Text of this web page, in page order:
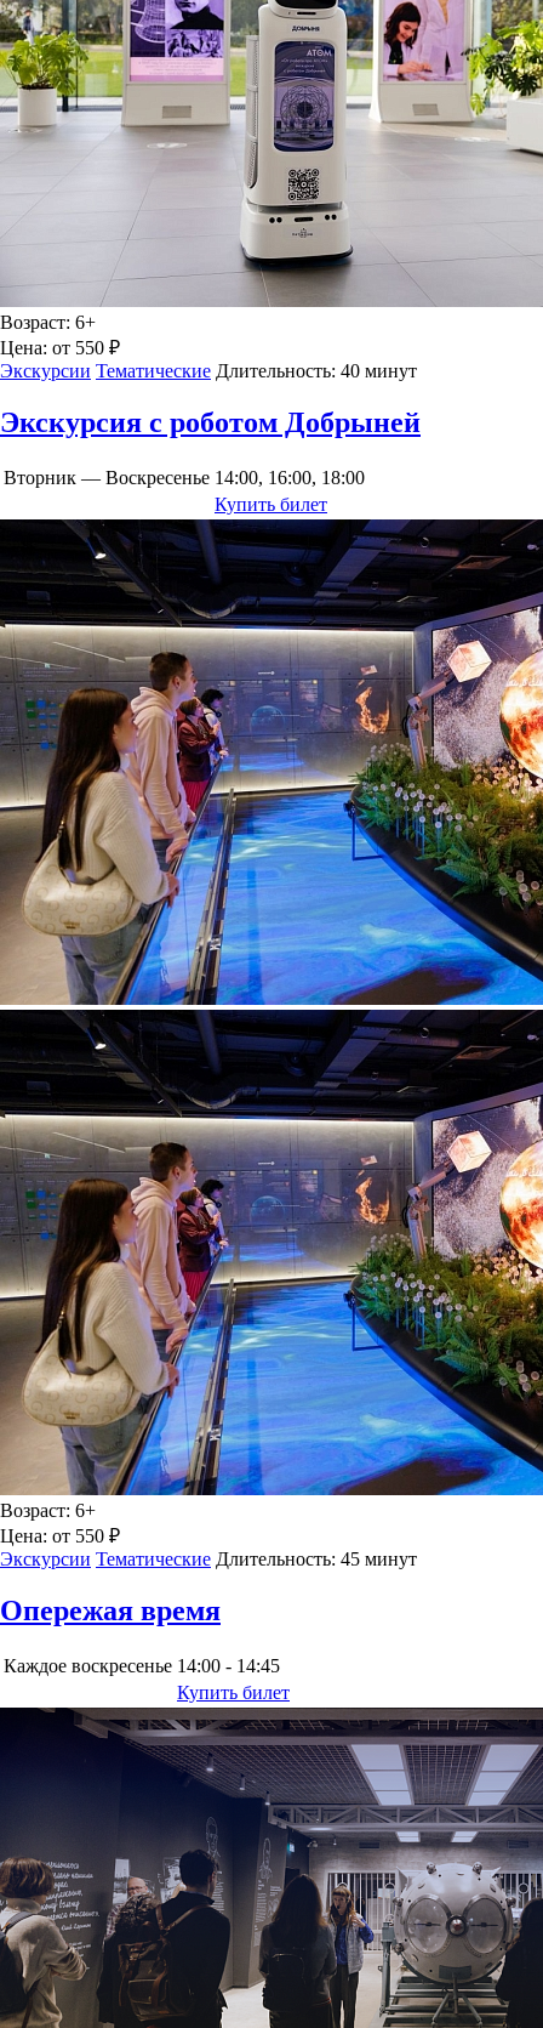
Возраст: 6+
Цена: от 550 ₽
Экскурсии Тематические Длительность: 40 минут
Экскурсия с роботом Добрыней
Вторник — Воскресенье 14:00, 16:00, 18:00
Купить билет
Возраст: 6+
Цена: от 550 ₽
Экскурсии Тематические Длительность: 45 минут
Опережая время
Каждое воскресенье 14:00 - 14:45
Купить билет